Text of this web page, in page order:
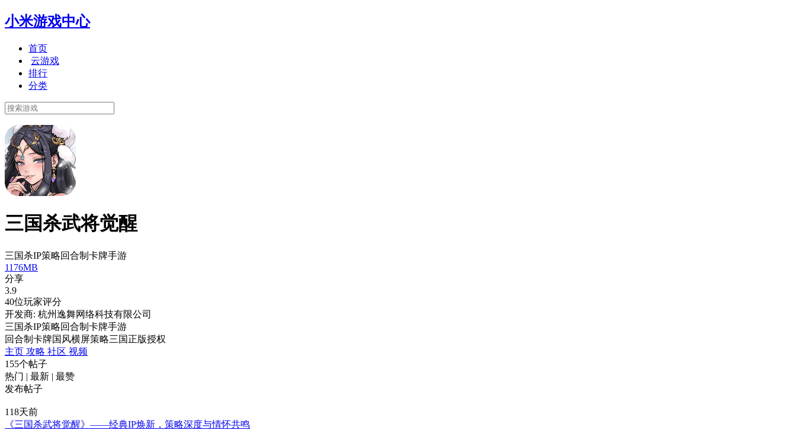
小米游戏中心
首页
云游戏
排行
分类
三国杀武将觉醒
三国杀IP策略回合制卡牌手游
1176MB
分享
3.9
40位玩家评分
开发商: 杭州逸舞网络科技有限公司
三国杀IP策略回合制卡牌手游
回合制 卡牌国风横屏策略三国正版授权
主页 攻略 社区 视频
155个帖子
热门 | 最新 | 最赞
发布帖子
118天前
《三国杀武将觉醒》——经典IP焕新，策略深度与情怀共鸣